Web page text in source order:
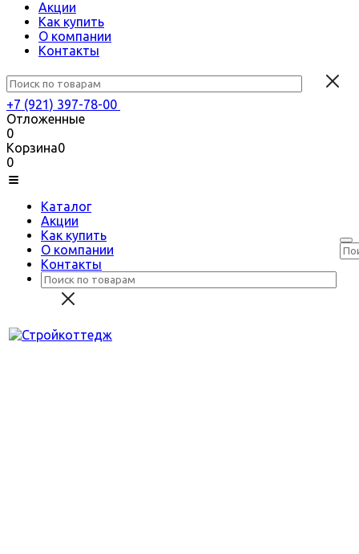
Акции
Как купить
О компании
Контакты
+7 (921) 397-78-00
Отложенные
0
Корзина0
0
Каталог
Акции
Как купить
О компании
Контакты